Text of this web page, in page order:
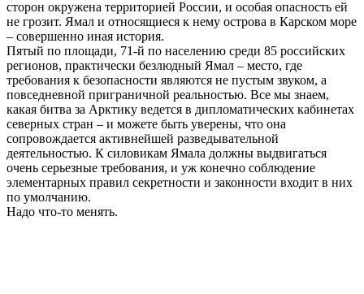
сторон окружена территорией России, и особая опасность ей
не грозит. Ямал и относящиеся к нему острова в Карском море
– совершенно иная история.
Пятый по площади, 71-й по населению среди 85 российских
регионов, практически безлюдный Ямал – место, где
требования к безопасности являются не пустым звуком, а
повседневной приграничной реальностью. Все мы знаем,
какая битва за Арктику ведется в дипломатических кабинетах
северных стран – и можете быть уверены, что она
сопровождается активнейшей разведывательной
деятельностью. К силовикам Ямала должны выдвигаться
очень серьезные требования, и уж конечно соблюдение
элементарных правил секретности и законности входит в них
по умолчанию.
Надо что-то менять.